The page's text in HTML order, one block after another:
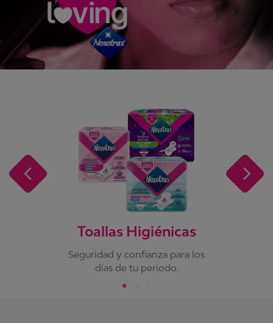
Toallas Higiénicas
Seguridad y confianza para los
días de tu periodo.